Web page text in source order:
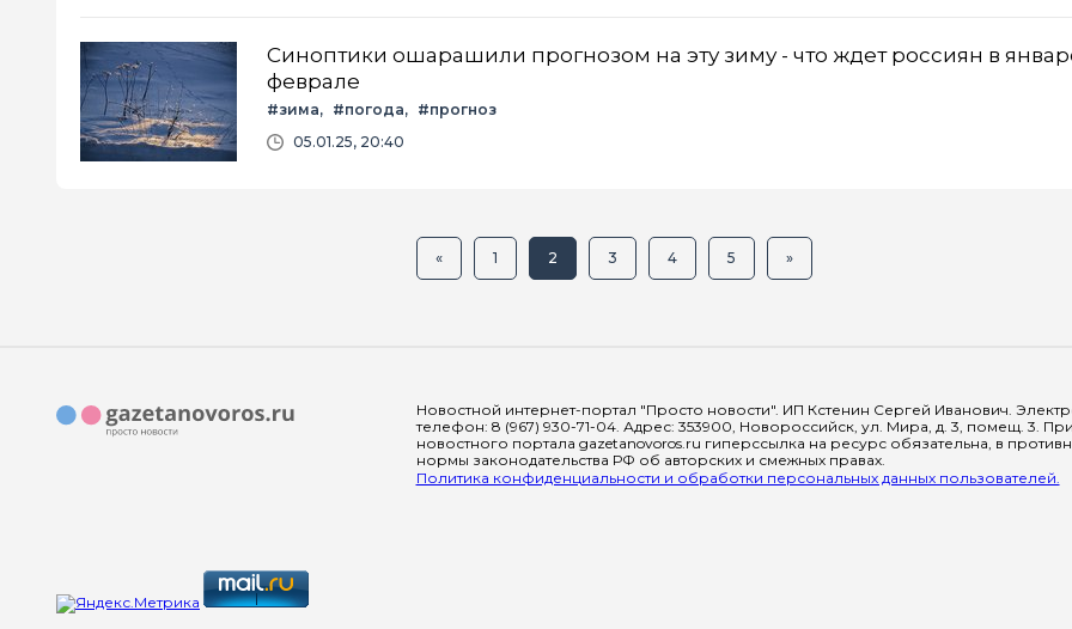
Синоптики ошарашили прогнозом на эту зиму - что ждет россиян в
феврале
#зима #погода
#прогноз
05.01.25, 20:40
« 1 2 3 4 5 »
Новостной интернет-портал "Просто новости". ИП Кстенин Сергей Иванович.
телефон: 8 (967) 930-71-04. Адрес: 353900, Новороссийск, ул. Мира, д. 3, помещ. 3.
новостного портала gazetanovoros.ru гиперссылка на ресурс обязательна, в
нормы законодательства РФ об авторских и смежных правах.
Политика конфиденциальности и обработки персональных данных пользователей.